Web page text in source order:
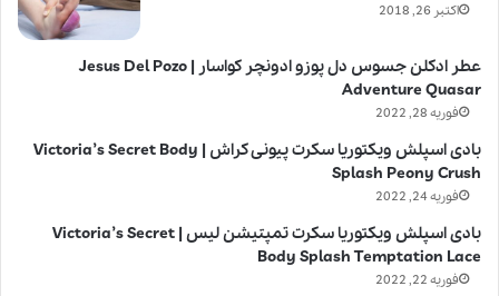
اکتبر 26, 2018
عطر ادکلن جسوس دل پوزو ادونچر کواسار | Jesus Del Pozo
Adventure Quasar
فوریه 28, 2022
بادی اسپلش ویکتوریا سکرت پیونی کراش | Victoria’s Secret Body
Splash Peony Crush
فوریه 24, 2022
بادی اسپلش ویکتوریا سکرت تمپتیشن لیس | Victoria’s Secret
Body Splash Temptation Lace
فوریه 22, 2022